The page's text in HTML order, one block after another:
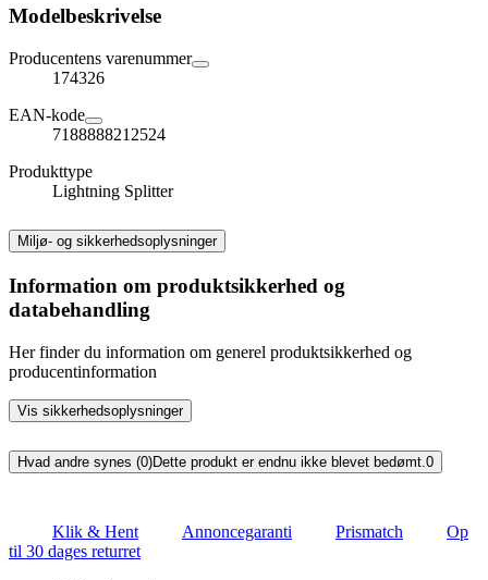
Modelbeskrivelse
Producentens varenummer
174326
EAN-kode
7188888212524
Produkttype
Lightning Splitter
Miljø- og sikkerhedsoplysninger
Information om produktsikkerhed og
databehandling
Her finder du information om generel produktsikkerhed og
producentinformation
Vis sikkerhedsoplysninger
Hvad andre synes (0)Dette produkt er endnu ikke blevet bedømt. 0
Klik & Hent Annoncegaranti Prismatch
Op
til 30 dages returret